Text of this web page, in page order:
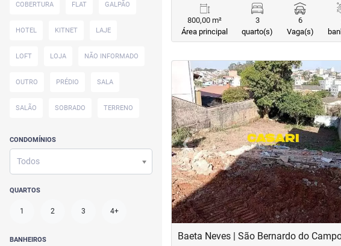
COBERTURA FLAT GALPÃO
HOTEL KITNET LAJE
LOFT LOJA NÃO INFORMADO
OUTRO PRÉDIO SALA
SALÃO SOBRADO TERRENO
CONDOMÍNIOS
Todos
QUARTOS
1 2 3 4+
BANHEIROS
800,00 m²
Área principal
3
quarto(s)
6
Vaga(s)
‹Previous
Baeta Neves | São Bernardo do